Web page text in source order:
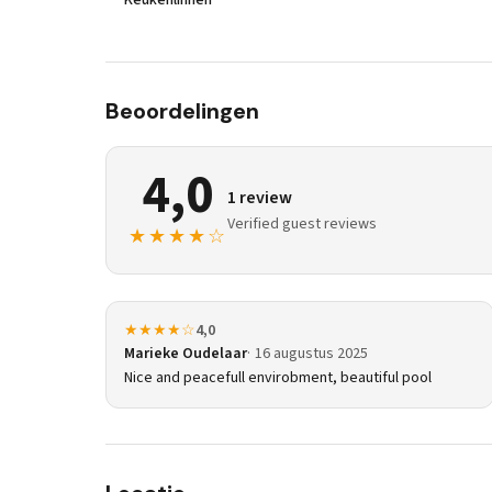
Beoordelingen
4,0
★★★★☆
1 review
Verified guest reviews
★★★★☆4,0
Marieke Oudelaar 16 augustus 2025
Nice and peacefull envirobment, beautiful pool